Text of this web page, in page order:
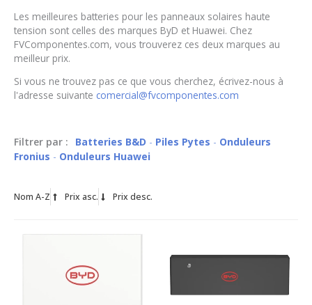
Les meilleures batteries pour les panneaux solaires haute
tension sont celles des marques ByD et Huawei. Chez
FVComponentes.com, vous trouverez ces deux marques au
meilleur prix.
Si vous ne trouvez pas ce que vous cherchez, écrivez-nous à
l'adresse suivante comercial@fvcomponentes.com
Filtrer par : Batteries B&D Piles Pytes
Onduleurs
Fronius
Onduleurs Huawei
Nom A-Z Prix asc. Prix desc.